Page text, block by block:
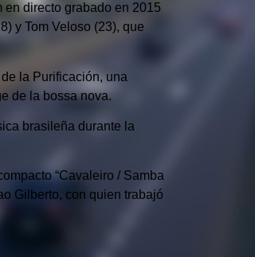
directo grabado en 2015
y Tom Veloso (23), que
la Purificación, una
de la bossa nova.
brasileña durante la
“Cavaleiro / Samba
Gilberto, con quien trabajó